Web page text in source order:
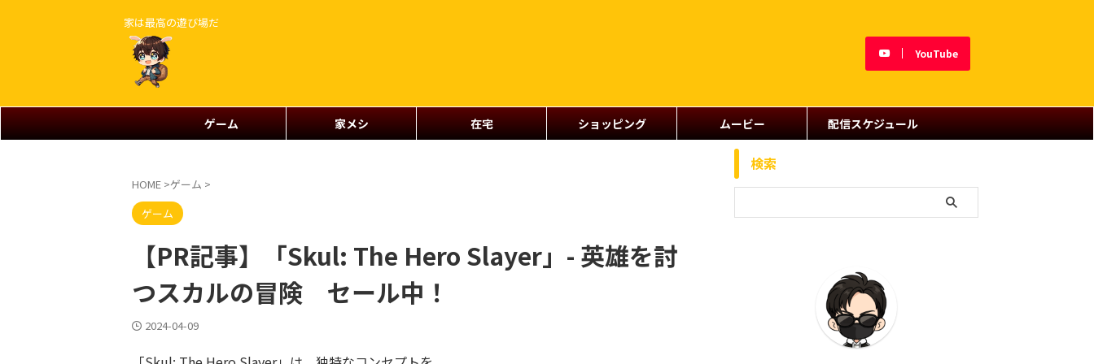
家は最高の遊び場だ
YouTube
ゲーム 家メシ 在宅 ショッピング ムービー 配信スケジュール
HOME >ゲーム >
ゲーム
【PR記事】「Skul: The Hero Slayer」- 英雄を討
つスカルの冒険 セール中！
2024-04-09
検索